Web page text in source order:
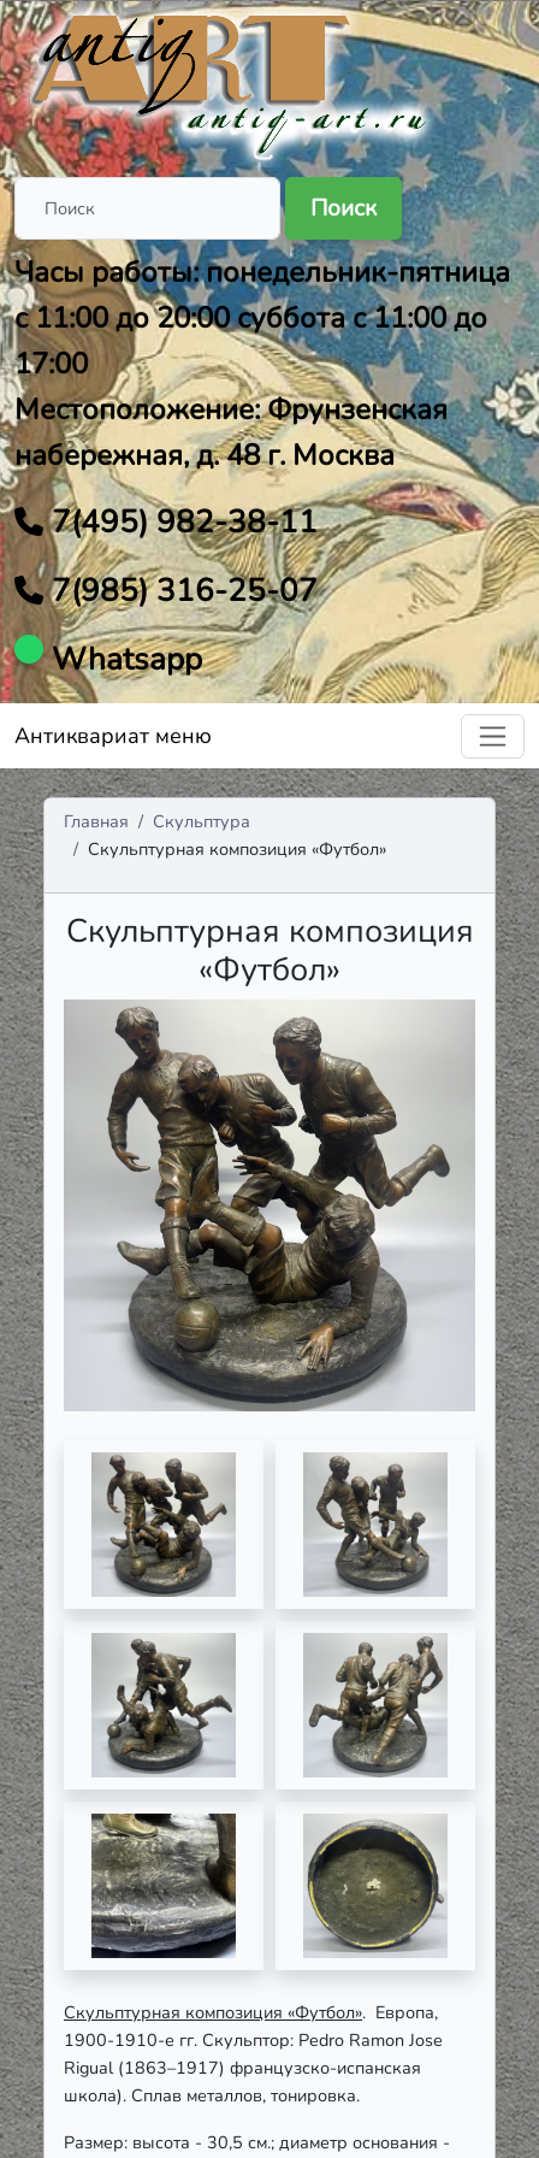
Поиск
Часы работы: понедельник-пятница
с 11:00 до 20:00 суббота с 11:00 до
17:00
Местоположение: Фрунзенская
набережная, д. 48 г. Москва
7(495) 982-38-11
7(985) 316-25-07
Whatsapp
Антиквариат меню
Главная
Скульптура
Скульптурная композиция «Футбол»
Скульптурная композиция
«Футбол»
Скульптурная композиция «Футбол». Европа,
1900-1910-е гг. Скульптор: Pedro Ramоn Josе
Rigual (1863–1917) французско-испанская
школа). Сплав металлов, тонировка.
Размер: высота - 30,5 см.; диаметр основания -